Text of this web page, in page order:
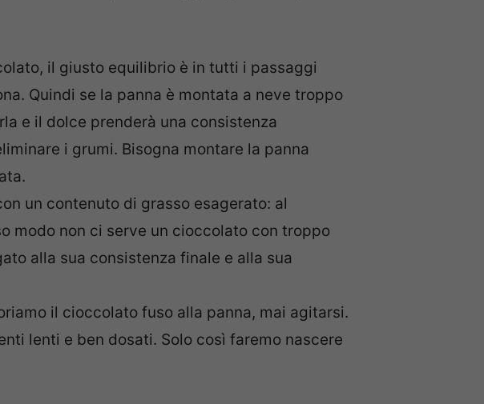
il giusto equilibrio è in tutti i passaggi
Quindi se la panna è montata a neve troppo
e il dolce prenderà una consistenza
i grumi. Bisogna montare la panna
un contenuto di grasso esagerato: al
modo non ci serve un cioccolato con troppo
alla sua consistenza finale e alla sua
il cioccolato fuso alla panna, mai agitarsi.
lenti e ben dosati. Solo così faremo nascere